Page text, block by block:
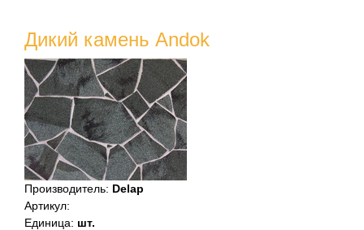
Дикий камень Andok
Производитель: Delap
Артикул:
Единица: шт.